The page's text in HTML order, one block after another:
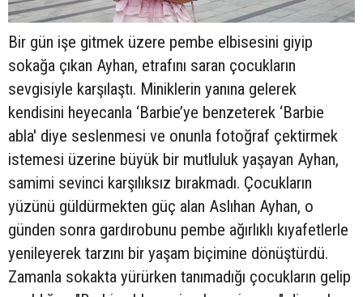
Bir gün işe gitmek üzere pembe elbisesini giyip
sokağa çıkan Ayhan, etrafını saran çocukların
sevgisiyle karşılaştı. Miniklerin yanına gelerek
kendisini heyecanla ‘Barbie’ye benzeterek ‘Barbie
abla' diye seslenmesi ve onunla fotoğraf çektirmek
istemesi üzerine büyük bir mutluluk yaşayan Ayhan,
samimi sevinci karşılıksız bırakmadı. Çocukların
yüzünü güldürmekten güç alan Aslıhan Ayhan, o
günden sonra gardırobunu pembe ağırlıklı kıyafetlerle
yenileyerek tarzını bir yaşam biçimine dönüştürdü.
Zamanla sokakta yürürken tanımadığı çocukların gelip